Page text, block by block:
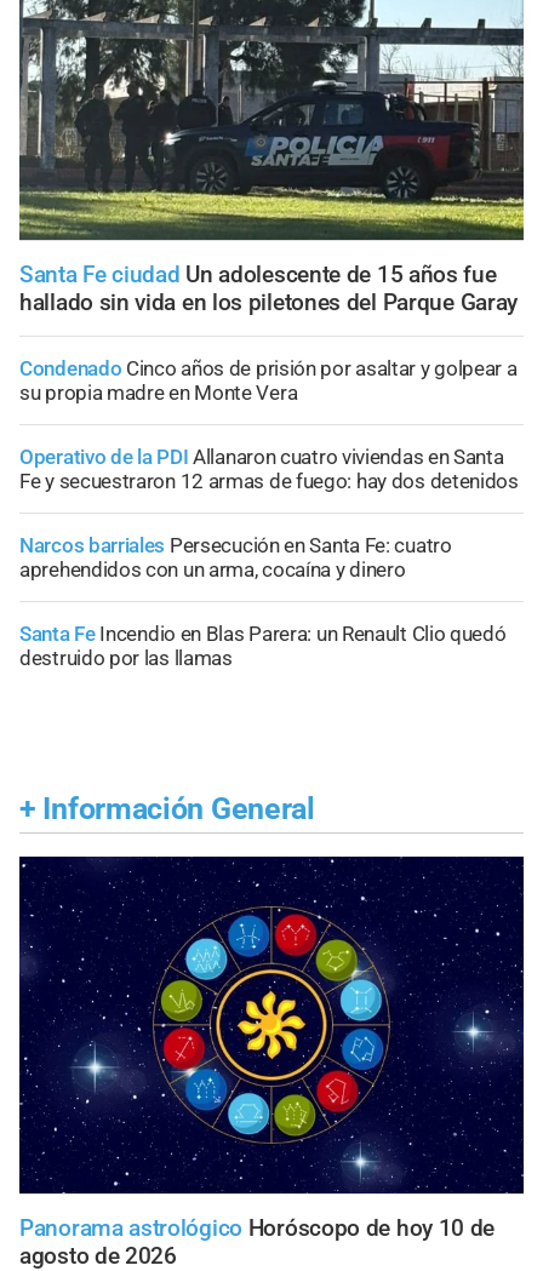
Santa Fe ciudad Un adolescente de 15 años fue
hallado sin vida en los piletones del Parque Garay
Condenado Cinco años de prisión por asaltar y golpear a
su propia madre en Monte Vera
Operativo de la PDI Allanaron cuatro viviendas en Santa
Fe y secuestraron 12 armas de fuego: hay dos detenidos
Narcos barriales Persecución en Santa Fe: cuatro
aprehendidos con un arma, cocaína y dinero
Santa Fe Incendio en Blas Parera: un Renault Clio quedó
destruido por las llamas
+ Información General
Panorama astrológico Horóscopo de hoy 10 de
agosto de 2026